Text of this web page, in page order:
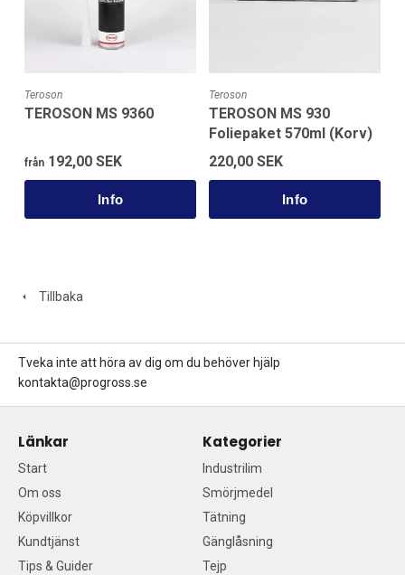
Teroson
TEROSON MS 9360
från 192,00 SEK
Teroson
TEROSON MS 930
Foliepaket 570ml (Korv)
220,00 SEK
Tillbaka
Tveka inte att höra av dig om du behöver hjälp
kontakta@progross.se
Länkar
Start
Om oss
Köpvillkor
Kundtjänst
Tips & Guider
Kategorier
Industrilim
Smörjmedel
Tätning
Gänglåsning
Tejp